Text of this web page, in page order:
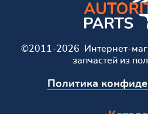
©2011-2026 Интернет-
запчастей из
Политика